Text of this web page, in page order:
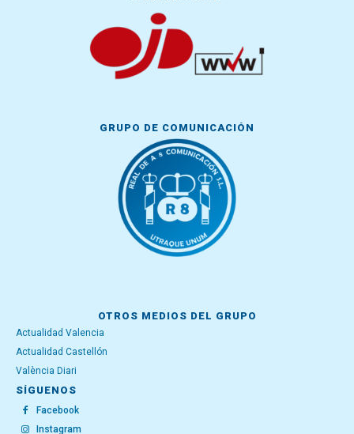
GRUPO DE COMUNICACIÓN
OTROS MEDIOS DEL GRUPO
Actualidad Valencia
Actualidad Castellón
València Diari
SÍGUENOS
Facebook
Instagram